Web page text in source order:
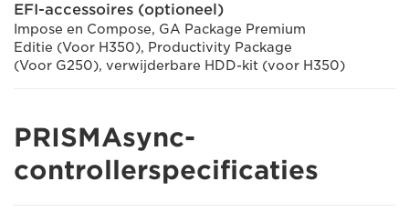
EFI-accessoires (optioneel)
Impose en Compose, GA Package Premium
Editie (Voor H350), Productivity Package
(Voor G250), verwijderbare HDD-kit (voor H350)
PRISMAsync-
controllerspecificaties